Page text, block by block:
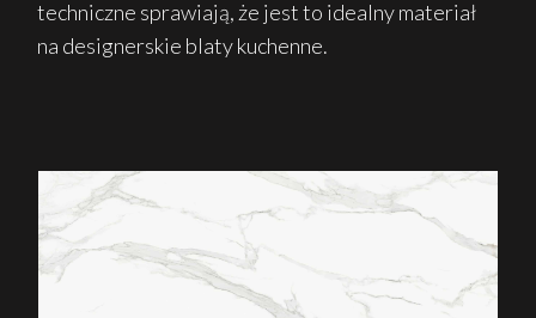
techniczne sprawiają, że jest to idealny materiał
na designerskie blaty kuchenne.